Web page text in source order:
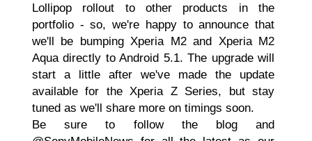
Lollipop rollout to other products in the
portfolio - so, we're happy to announce that
we'll be bumping Xperia M2 and Xperia M2
Aqua directly to Android 5.1. The upgrade will
start a little after we've made the update
available for the Xperia Z Series, but stay
tuned as we'll share more on timings soon.
Be sure to follow the blog and